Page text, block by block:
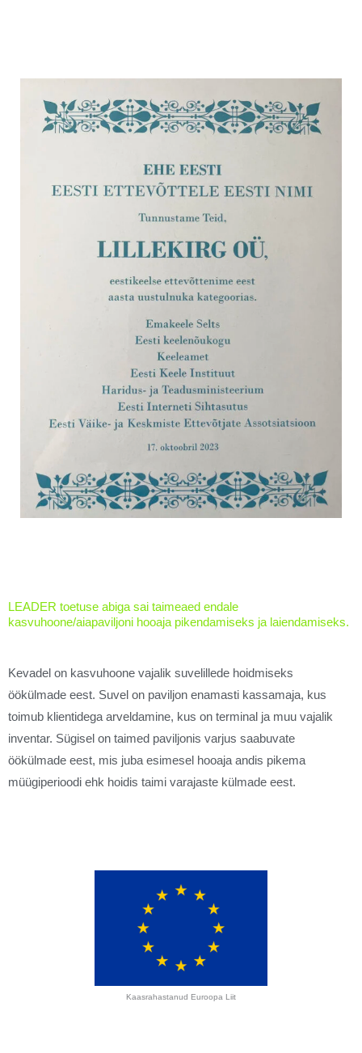
LEADER toetuse abiga sai taimeaed endale
kasvuhoone/aiapaviljoni hooaja pikendamiseks ja laiendamiseks.
Kevadel on kasvuhoone vajalik suvelillede hoidmiseks
öökülmade eest. Suvel on paviljon enamasti kassamaja, kus
toimub klientidega arveldamine, kus on terminal ja muu vajalik
inventar. Sügisel on taimed paviljonis varjus saabuvate
öökülmade eest, mis juba esimesel hooaja andis pikema
müügiperioodi ehk hoidis taimi varajaste külmade eest.
Kaasrahastanud Euroopa Liit